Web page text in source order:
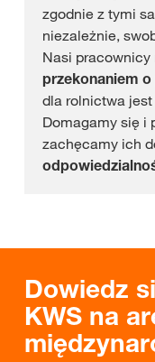
zgodnie z tymi
niezależnie,
Nasi pracownicy
przekonaniem
dla rolnictwa
Domagamy się i
zachęcamy ich
Dowiedz
KWS na